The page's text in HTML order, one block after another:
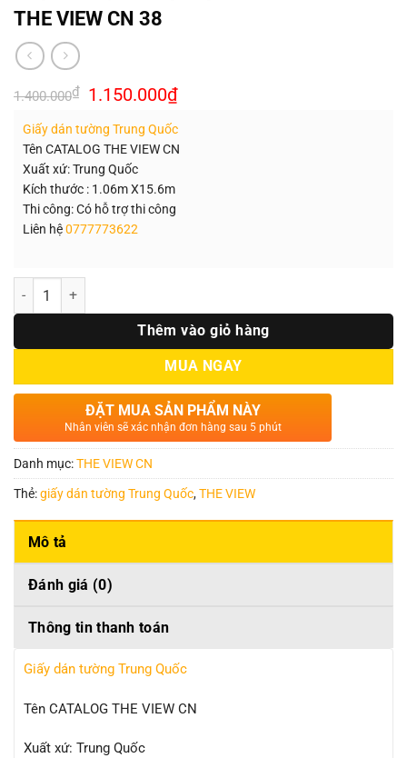
THE VIEW CN 38
1.400.000₫ Giá
gốc
1.400.000₫.
1.150.000₫Giá
hiện
là:
1.150.000₫.
Giấy dán tường Trung Quốc
Tên CATALOG THE VIEW CN
Xuất xứ: Trung Quốc
Kích thước : 1.06m X15.6m
Thi công: Có hỗ trợ thi công
Liên hệ0777773622
Số lượng
Thêm vào giỏ hàng
MUA NGAY
ĐẶT MUA SẢN PHẨM NÀY
Nhân viên sẽ xác nhận đơn hàng sau 5 phút
Danh mục:THE VIEW CN
Thẻ:giấy dán tường Trung Quốc,THE VIEW
Mô tả
Đánh giá (0)
Thông tin thanh toán
Giấy dán tường Trung Quốc
Tên CATALOG THE VIEW CN
Xuất xứ: Trung Quốc